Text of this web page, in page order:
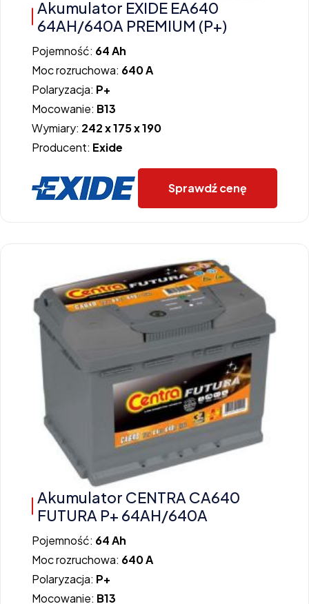
Akumulator EXIDE EA640
64AH/640A PREMIUM (P+)
Pojemność: 64 Ah
Moc rozruchowa: 640 A
Polaryzacja: P+
Mocowanie: B13
Wymiary: 242 x 175 x 190
Producent: Exide
Sprawdź cenę
Akumulator CENTRA CA640
FUTURA P+ 64AH/640A
Pojemność: 64 Ah
Moc rozruchowa: 640 A
Polaryzacja: P+
Mocowanie: B13